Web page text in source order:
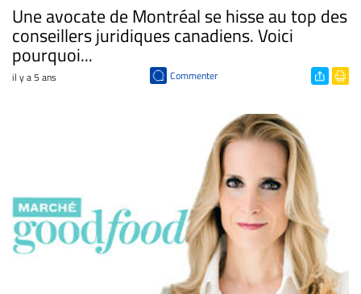
Une avocate de Montréal se hisse au top des
conseillers juridiques canadiens. Voici
pourquoi...
il y a 5 ans Commenter